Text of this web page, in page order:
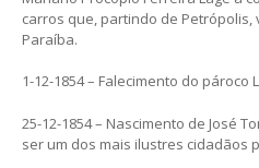
carros que, partindo de
Paraíba.
1-12-1854 – Falecimento do pároco
25-12-1854 – Nascimento de José
ser um dos mais ilustres cidadãos